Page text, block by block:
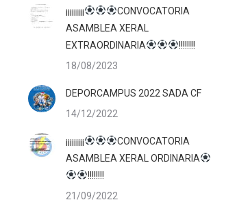
¡¡¡¡¡¡¡¡¡
CONVOCATORIA
ASAMBLEA XERAL
EXTRAORDINARIA
!!!!!!!!
18/08/2023
DEPORCAMPUS 2022 SADA CF
14/12/2022
¡¡¡¡¡¡¡¡¡
CONVOCATORIA
ASAMBLEA XERAL ORDINARIA
!!!!!!!!
21/09/2022